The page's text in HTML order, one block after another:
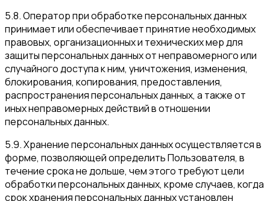
5.8. Оператор при обработке персональных данных
принимает или обеспечивает принятие необходимых
правовых, организационных и технических мер для
защиты персональных данных от неправомерного или
случайного доступа к ним, уничтожения, изменения,
блокирования, копирования, предоставления,
распространения персональных данных, а также от
иных неправомерных действий в отношении
персональных данных.
5.9. Хранение персональных данных осуществляется в
форме, позволяющей определить Пользователя, в
течение срока не дольше, чем этого требуют цели
обработки персональных данных, кроме случаев, когда
срок хранения персональных данных установлен